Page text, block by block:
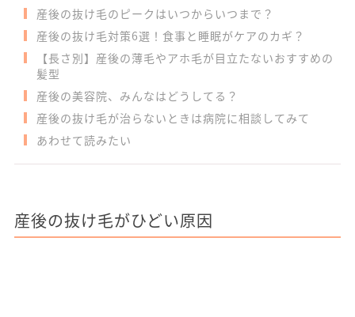
産後の抜け毛のピークはいつからいつまで？
産後の抜け毛対策6選！食事と睡眠がケアのカギ？
【長さ別】産後の薄毛やアホ毛が目立たないおすすめの
髪型
産後の美容院、みんなはどうしてる？
産後の抜け毛が治らないときは病院に相談してみて
あわせて読みたい
産後の抜け毛がひどい原因